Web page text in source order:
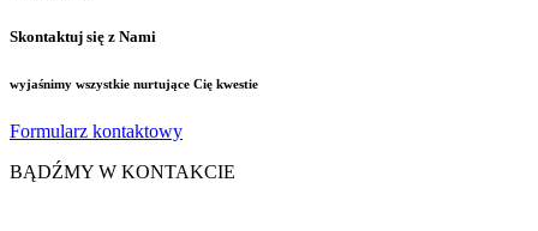
Skontaktuj się z Nami
wyjaśnimy wszystkie nurtujące Cię kwestie
Formularz kontaktowy
BĄDŹMY W KONTAKCIE